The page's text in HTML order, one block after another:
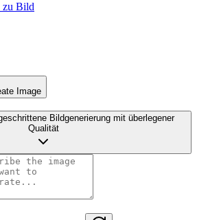
Bild
Image
Bildgenerierung mit überlegener
Qualität